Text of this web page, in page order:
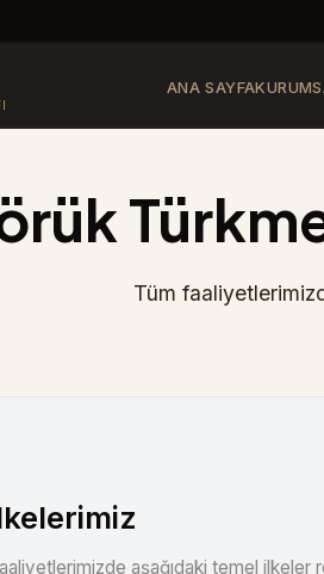
ANA SAYFA
Tüm
aşağıdaki temel ilkeler